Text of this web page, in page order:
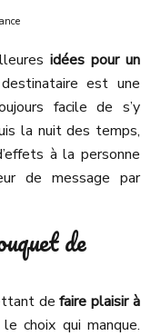
idées pour un
est une
facile de s’y
la nuit des temps,
à la personne
de message par
de
defaire plaisir à
choix qui manque.